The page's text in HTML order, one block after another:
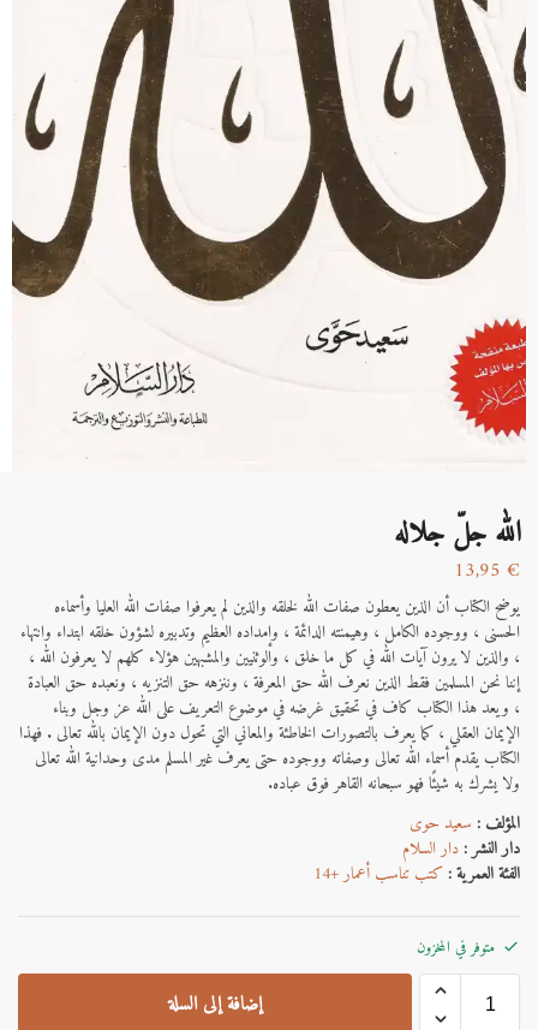
الله جلّ جلاله
13,95 €
يوضح الكتاب أن الذين يعطون صفات الله لخلقه والذين لم يعرفوا صفات الله العليا وأسماءه
الحسنى ، ووجوده الكامل ، وهيمنته الدائمة ، وإمداده العظيم وتدبيره لشؤون خلقه ابتداء وانتهاء
، والذين لا يرون آيات الله في كل ما خلق ، والوثنيين والمشبهين هؤلاء كلهم لا يعرفون الله ،
إننا نحن المسلمين فقط الذين نعرف الله حق المعرفة ، وننزهه حق التنزيه ، ونعبده حق العبادة
، ويعد هذا الكتاب كاف في تحقيق غرضه في موضوع التعريف على الله عز وجل وبناء
الإيمان العقلي ، كما يعرف بالتصورات الخاطئة والمعاني التي تحول دون الإيمان بالله تعالى . فهذا
الكتاب يقدم أسماء الله تعالى وصفاته ووجوده حتى يعرف غير المسلم مدى وحدانية الله تعالى
ولا يشرك به شيئًا فهو سبحانه القاهر فوق عباده.
المؤلف : سعيد حوى
دار النشر :دار السلام
الفئة العمرية :كتب تناسب أعمار +14
متوفر في المخزون
إضافة إلى السلة